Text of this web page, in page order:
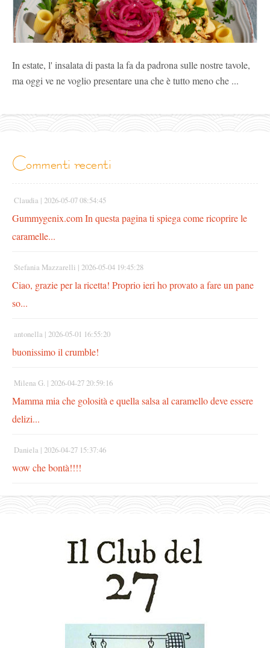
In estate, l' insalata di pasta la fa da padrona sulle nostre tavole,
ma oggi ve ne voglio presentare una che è tutto meno che ...
commenti recenti
Claudia | 2026-05-07 08:54:45
Gummygenix.com In questa pagina ti spiega come ricoprire le
caramelle...
Stefania Mazzarelli | 2026-05-04 19:45:28
Ciao, grazie per la ricetta! Proprio ieri ho provato a fare un pane
so...
antonella | 2026-05-01 16:55:20
buonissimo il crumble!
Milena G. | 2026-04-27 20:59:16
Mamma mia che golosità e quella salsa al caramello deve essere
delizi...
Daniela | 2026-04-27 15:37:46
wow che bontà!!!!